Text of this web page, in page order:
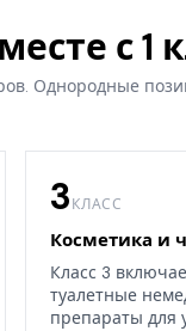
с 1
Однородные
3КЛАСС
Косметика и
Класс 3
туалетные
препараты для